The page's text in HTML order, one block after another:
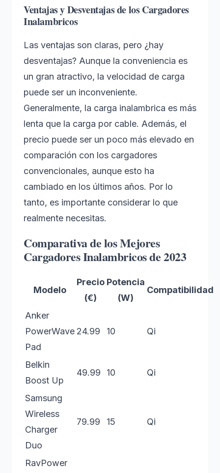
Ventajas y Desventajas de los Cargadores
Inalambricos
Las ventajas son claras, pero ¿hay
desventajas? Aunque la conveniencia es
un gran atractivo, la velocidad de carga
puede ser un inconveniente.
Generalmente, la carga inalambrica es más
lenta que la carga por cable. Además, el
precio puede ser un poco más elevado en
comparación con los cargadores
convencionales, aunque esto ha
cambiado en los últimos años. Por lo
tanto, es importante considerar lo que
realmente necesitas.
Comparativa de los Mejores
Cargadores Inalambricos de 2023
Modelo
Precio
(€)
Potencia
(W)
Compatibilidad
Anker
PowerWave
Pad
24.99 10 Qi
Belkin
Boost Up
49.99 10 Qi
Samsung
Wireless
Charger
Duo
79.99 15 Qi
RavPower